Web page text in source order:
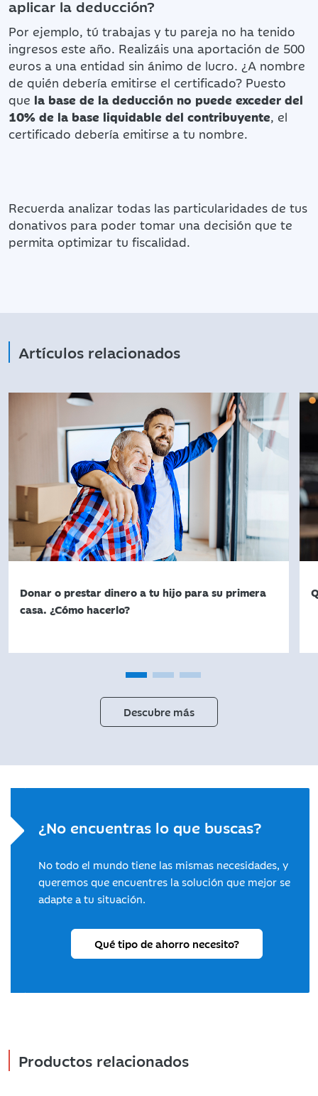
aplicar la deducción?
Por ejemplo, tú trabajas y tu pareja no ha tenido
ingresos este año. Realizáis una aportación de 500
euros a una entidad sin ánimo de lucro. ¿A nombre
de quién debería emitirse el certificado? Puesto
que la base de la deducción no puede exceder del
10% de la base liquidable del contribuyente, el
certificado debería emitirse a tu nombre.
Recuerda analizar todas las particularidades de tus
donativos para poder tomar una decisión que te
permita optimizar tu fiscalidad.
Artículos relacionados
Donar o prestar dinero a tu hijo para su primera
casa. ¿Cómo hacerlo?
Descubre más
¿No encuentras lo que buscas?
No todo el mundo tiene las mismas necesidades, y
queremos que encuentres la solución que mejor se
adapte a tu situación.
Qué tipo de ahorro necesito?
Productos relacionados